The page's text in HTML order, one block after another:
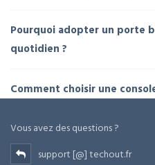
Pourquoi adopter un porte
quotidien ?
Comment choisir une
Vous avez des questions ?
support [@] techout.fr